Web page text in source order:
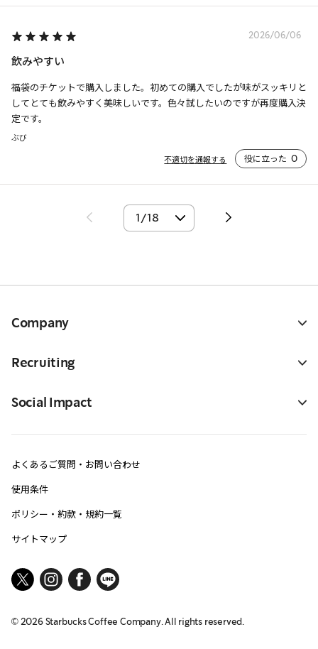
2026/06/06
飲みやすい
福袋のチケットで購入しました。初めての購入でしたが味がスッキリと
してとても飲みやすく美味しいです。色々試したいのですが再度購入決
定です。
ぶび
不適切を通報する
役に立った 0
Company
Recruiting
Social Impact
よくあるご質問・お問い合わせ
使用条件
ポリシー・約款・規約一覧
サイトマップ
©2026Starbucks Coffee Company. All rights reserved.